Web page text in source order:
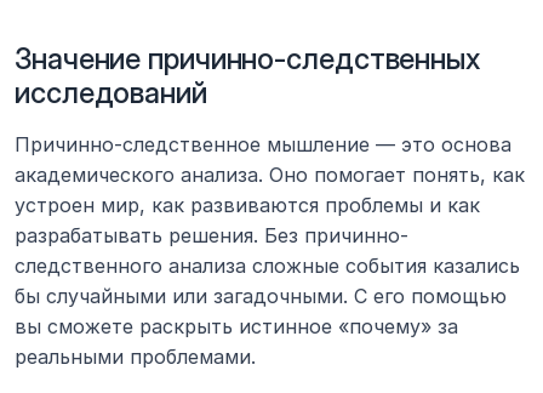
Значение причинно-следственных
исследований
Причинно-следственное мышление — это основа
академического анализа. Оно помогает понять, как
устроен мир, как развиваются проблемы и как
разрабатывать решения. Без причинно-
следственного анализа сложные события казались
бы случайными или загадочными. С его помощью
вы сможете раскрыть истинное «почему» за
реальными проблемами.